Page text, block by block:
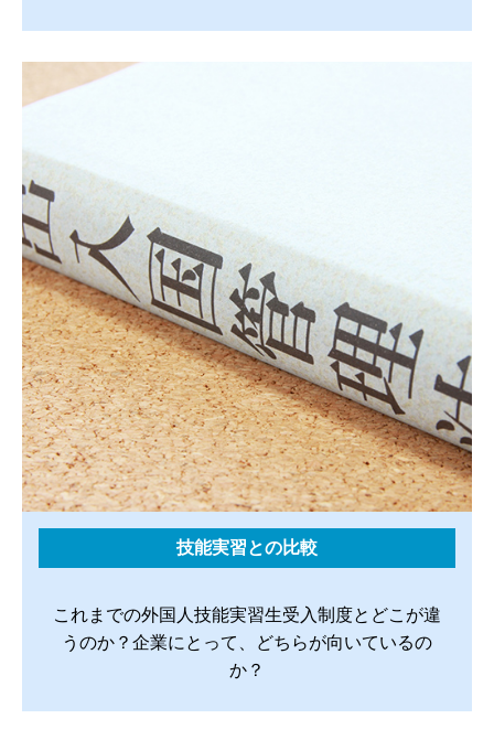
技能実習との比較
これまでの外国人技能実習生受入制度とどこが違
うのか？企業にとって、どちらが向いているの
か？